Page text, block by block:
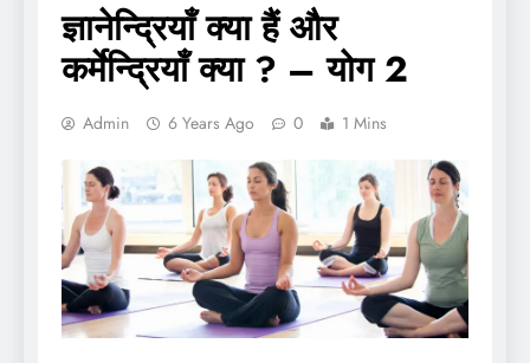
ज्ञानेन्द्रियाँ क्या हैं और
कर्मेन्द्रियाँ क्या ? – योग 2
Admin 6 Years Ago 0 1 Mins